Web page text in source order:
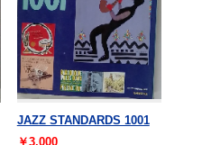
JAZZ STANDARDS 1001
￥3,000